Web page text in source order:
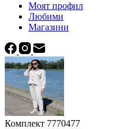
Моят профил
Любими
Магазини
Комплект 7770477